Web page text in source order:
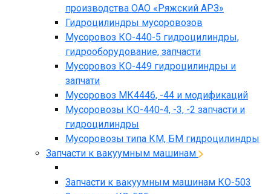
производства ОАО «Ряжский АРЗ»
Гидроцилиндры мусоровозов
Мусоровоз КО-440-5 гидроцилиндры,
гидрооборудование, запчасти
Мусоровоз КО-449 гидроцилиндры и
запчати
Мусоровоз МК4446, -44 и модификаций
Мусоровозы КО-440-4, -3, -2 запчасти и
гидроцилиндры
Мусоровозы типа КМ, БМ гидроцилиндры
Запчасти к вакуумным машинам
Запчасти к вакуумным машинам КО-503